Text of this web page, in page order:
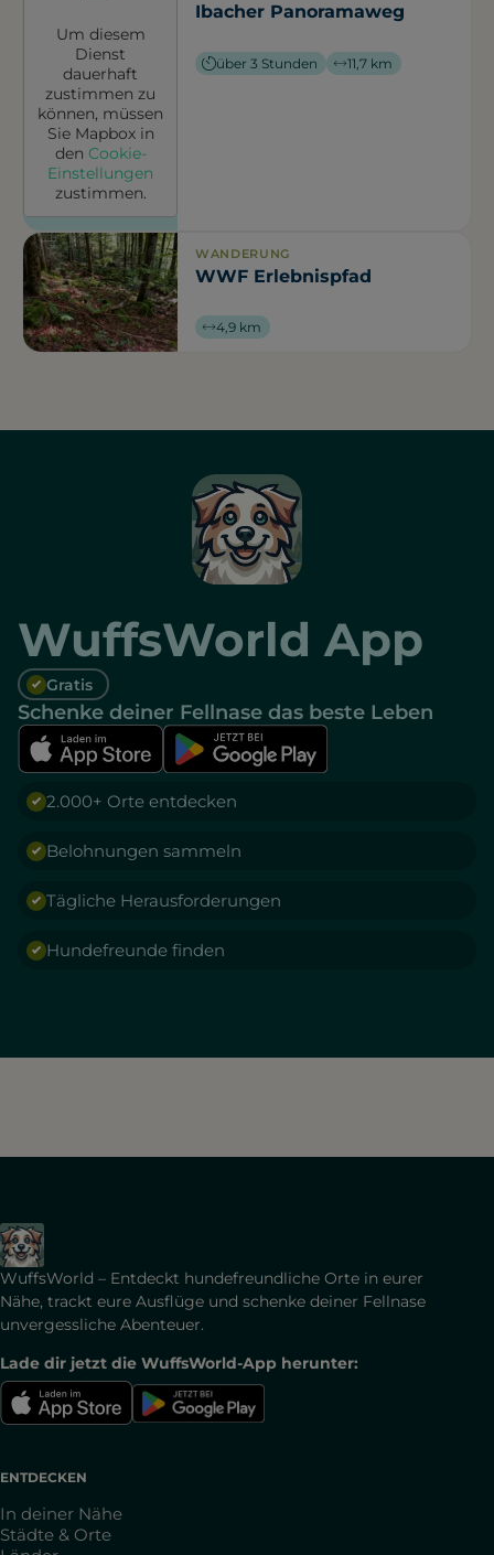
Um diesem
Dienst
dauerhaft
zustimmen zu
können, müssen
Sie Mapboxin
den Cookie-
Einstellungen
zustimmen.
Ibacher Panoramaweg
über 3 Stunden 11,7 km
WANDERUNG
WWF Erlebnispfad
4,9 km
WuffsWorld App
Gratis
Schenke deiner Fellnase das beste Leben
2.000+ Orte entdecken
Belohnungen sammeln
Tägliche Herausforderungen
Hundefreunde finden
WuffsWorld – Entdeckt hundefreundliche Orte in eurer
Nähe, trackt eure Ausflüge und schenke deiner Fellnase
unvergessliche Abenteuer.
Lade dir jetzt die WuffsWorld-App herunter:
ENTDECKEN
In deiner Nähe
Städte & Orte